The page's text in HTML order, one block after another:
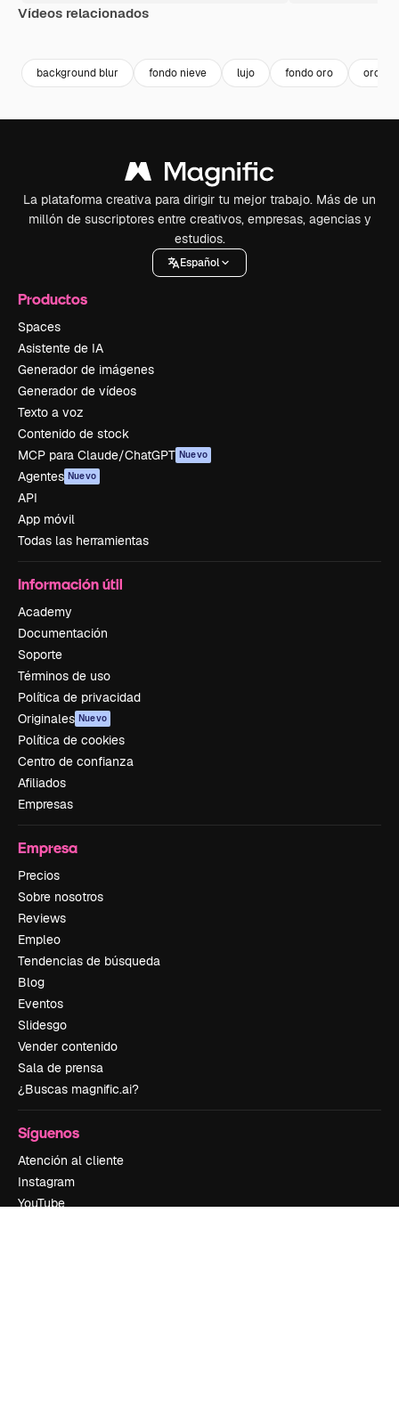
Vídeos relacionados
background blur fondo nieve lujo fondo oro oro
La plataforma creativa para dirigir tu mejor trabajo. Más de un
millón de suscriptores entre creativos, empresas, agencias y
estudios.
Español
Productos
Spaces
Asistente de IA
Generador de imágenes
Generador de vídeos
Texto a voz
Contenido de stock
MCP para Claude/ChatGPT Nuevo
Agentes Nuevo
API
App móvil
Todas las herramientas
Información útil
Academy
Documentación
Soporte
Términos de uso
Política de privacidad
Originales Nuevo
Política de cookies
Centro de confianza
Afiliados
Empresas
Empresa
Precios
Sobre nosotros
Reviews
Empleo
Tendencias de búsqueda
Blog
Eventos
Slidesgo
Vender contenido
Sala de prensa
¿Buscas magnific.ai?
Síguenos
Atención al cliente
Instagram
YouTube